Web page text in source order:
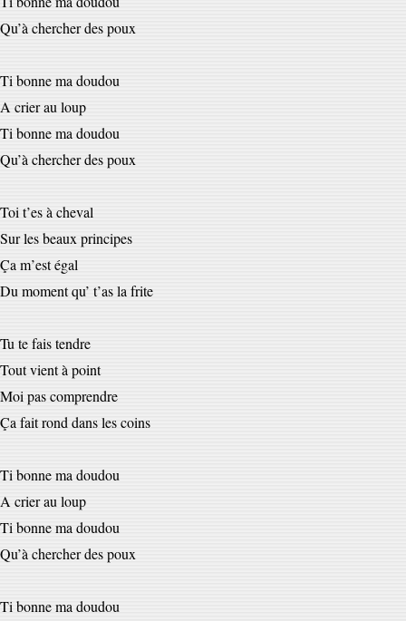
Qu’à chercher des poux
Ti bonne ma doudou
A crier au loup
Ti bonne ma doudou
Qu’à chercher des poux
Toi t’es à cheval
Sur les beaux principes
Ça m’est égal
Du moment qu’ t’as la frite
Tu te fais tendre
Tout vient à point
Moi pas comprendre
Ça fait rond dans les coins
Ti bonne ma doudou
A crier au loup
Ti bonne ma doudou
Qu’à chercher des poux
Ti bonne ma doudou